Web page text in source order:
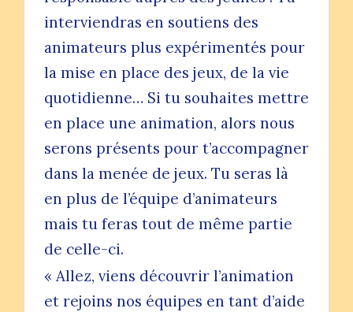
interviendras en soutiens des
animateurs plus expérimentés pour
la mise en place des jeux, de la vie
quotidienne… Si tu souhaites mettre
en place une animation, alors nous
serons présents pour t’accompagner
dans la menée de jeux. Tu seras là
en plus de l’équipe d’animateurs
mais tu feras tout de même partie
de celle-ci.
« Allez, viens découvrir l’animation
et rejoins nos équipes en tant d’aide